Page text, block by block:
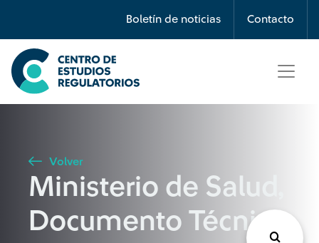
Boletín de noticias Contacto
Búsqueda
Seleccione país
Buscar
Volver
Ministerio de Salud,
Documento Técnico